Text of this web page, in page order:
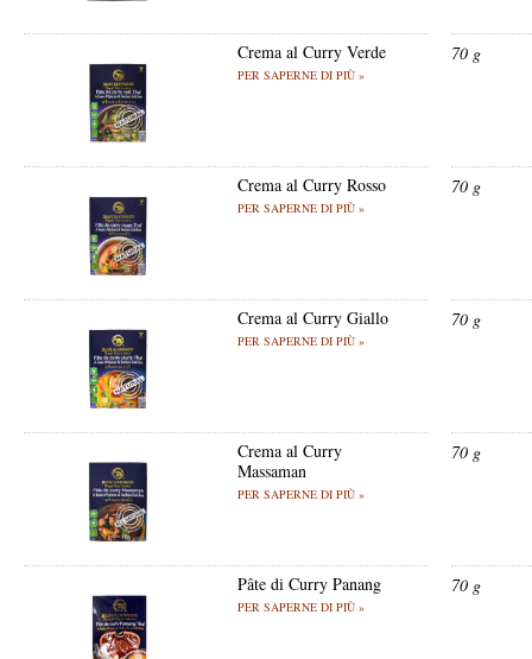
Crema al Curry Verde
PER SAPERNE DI PIÙ »
70 g
Crema al Curry Rosso
PER SAPERNE DI PIÙ »
70 g
Crema al Curry Giallo
PER SAPERNE DI PIÙ »
70 g
Crema al Curry
Massaman
PER SAPERNE DI PIÙ »
70 g
Pâte di Curry Panang
PER SAPERNE DI PIÙ »
70 g